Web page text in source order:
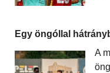
Egy öngóllal
A